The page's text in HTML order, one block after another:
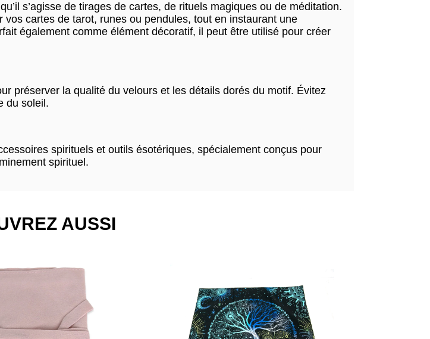
s’agisse de tirages de cartes, de rituels magiques ou de méditation.
cartes de tarot, runes ou pendules, tout en instaurant une
également comme élément décoratif, il peut être utilisé pour créer
préserver la qualité du velours et les détails dorés du motif. Évitez
du soleil.
spirituels et outils ésotériques, spécialement conçus pour
spirituel.
AUSSI